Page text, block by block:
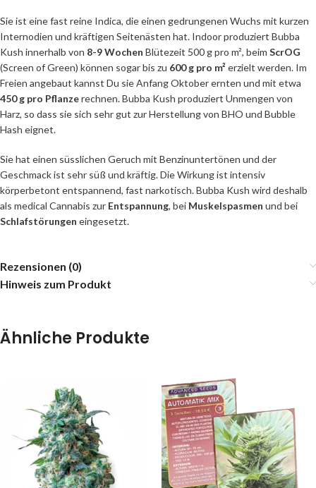
Sie ist eine fast reine Indica, die einen gedrungenen Wuchs mit kurzen
Internodien und kräftigen Seitenästen hat. Indoor produziert Bubba
Kush innerhalb von 8-9 Wochen Blütezeit 500 g pro m², beim ScrOG
(Screen of Green) können sogar bis zu 600 g pro m² erzielt werden. Im
Freien angebaut kannst Du sie Anfang Oktober ernten und mit etwa
450 g pro Pflanzerechnen. Bubba Kush produziert Unmengen von
Harz, so dass sie sich sehr gut zur Herstellung von BHO und Bubble
Hash eignet.
Sie hat einen süsslichen Geruch mit Benzinuntertönen und der
Geschmack ist sehr süß und kräftig. Die Wirkung ist intensiv
körperbetont entspannend, fast narkotisch. Bubba Kush wird deshalb
als medical Cannabis zur Entspannung, bei Muskelspasmen und bei
Schlafstörungen eingesetzt.
Rezensionen (0)
Hinweis zum Produkt
Ähnliche Produkte